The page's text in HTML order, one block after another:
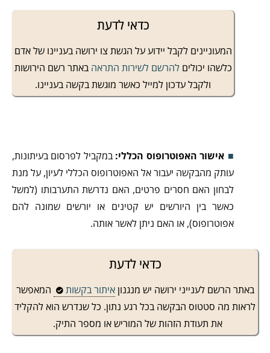
כדאי לדעת
המעוניינים לקבל יידוע על הגשת צו ירושה בעניינו של אדם
כלשהו יכוליםלהרשם לשירות התראה באתר רשם הירושות
ולקבל עדכון למייל כאשר מוגשת בקשה בעניינו.
אישור האפוטרופוס הכללי: במקביל לפרסום בעיתונות,
עותק מהבקשה יעבור אל האפוטרופוס הכללי לעיון, על מנת
לבחון האם חסרים פרטים, האם נדרשת התערבותו (למשל
כאשר בין היורשים יש קטינים או יורשים שמונה להם
אפוטרופוס), או האם ניתן לאשר אותה.
כדאי לדעת
באתר הרשם לענייני ירושה יש מנגנוןאיתור בקשות
המאפשר
לראות מה סטטוס הבקשה בכל רגע נתון. כל שנדרש הוא להקליד
את תעודת הזהות של המוריש או מספר התיק.